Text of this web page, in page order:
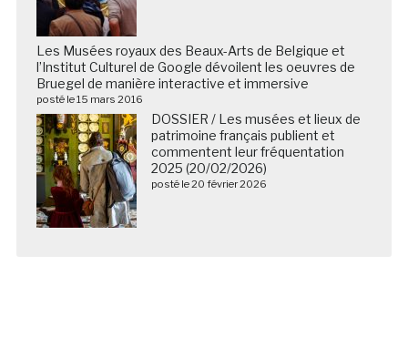
Les Musées royaux des Beaux-Arts de Belgique et
l’Institut Culturel de Google dévoilent les oeuvres de
Bruegel de manière interactive et immersive
posté le 15 mars 2016
DOSSIER / Les musées et lieux de
patrimoine français publient et
commentent leur fréquentation
2025 (20/02/2026)
posté le 20 février 2026